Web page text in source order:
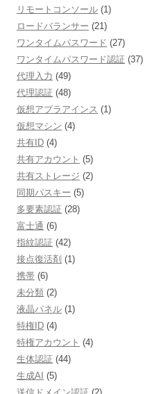
リモートコンソール (1)
ロードバランサー (21)
ワンタイムパスワード (27)
ワンタイムパスワード認証 (37)
代理入力 (49)
代理認証 (48)
仮想アプラアインス (1)
仮想マシン (4)
共有ID (4)
共有アカウント (5)
共有ストレージ (2)
同期パスキー (5)
多要素認証 (28)
富士通 (6)
指紋認証 (42)
接点復活剤 (1)
携帯 (6)
未分類 (2)
液晶パネル (1)
特権ID (4)
特権アカウント (4)
生体認証 (44)
生成AI (5)